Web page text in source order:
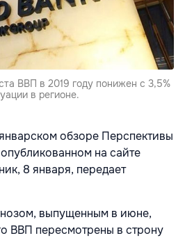
ВВП в 2019 году понижен с 3,5%
в регионе.
обзоре Перспективы
на сайте
8 января, передает
выпущенным в июне,
ВВП пересмотрены в строну